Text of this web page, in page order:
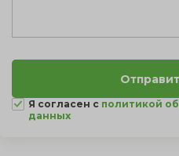
Я согласен с политикой
данных